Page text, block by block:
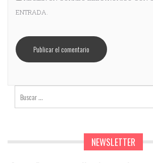
ENTRADA.
NEWSLETTER